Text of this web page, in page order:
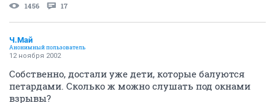
1456 17
Ч.Май
Анонимный пользователь
12 ноября 2002
Собственно, достали уже дети, которые балуются
петардами. Сколько ж можно слушать под окнами
взрывы?